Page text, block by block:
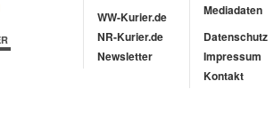
WW-Kurier.de
NR-Kurier.de
Newsletter
Mediadaten
Datenschutz
Impressum
Kontakt